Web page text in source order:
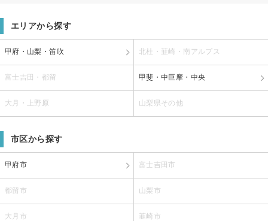
エリアから探す
甲府・山梨・笛吹 北杜・韮崎・南アルプス
富士吉田・都留 甲斐・中巨摩・中央
大月・上野原 山梨県その他
市区から探す
甲府市 富士吉田市
都留市 山梨市
大月市 韮崎市